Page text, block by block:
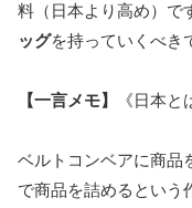
料（日本より高め）で
ッグを持っていくべき
【一言メモ】 《日本
ベルトコンベアに商品
で商品を詰めるという